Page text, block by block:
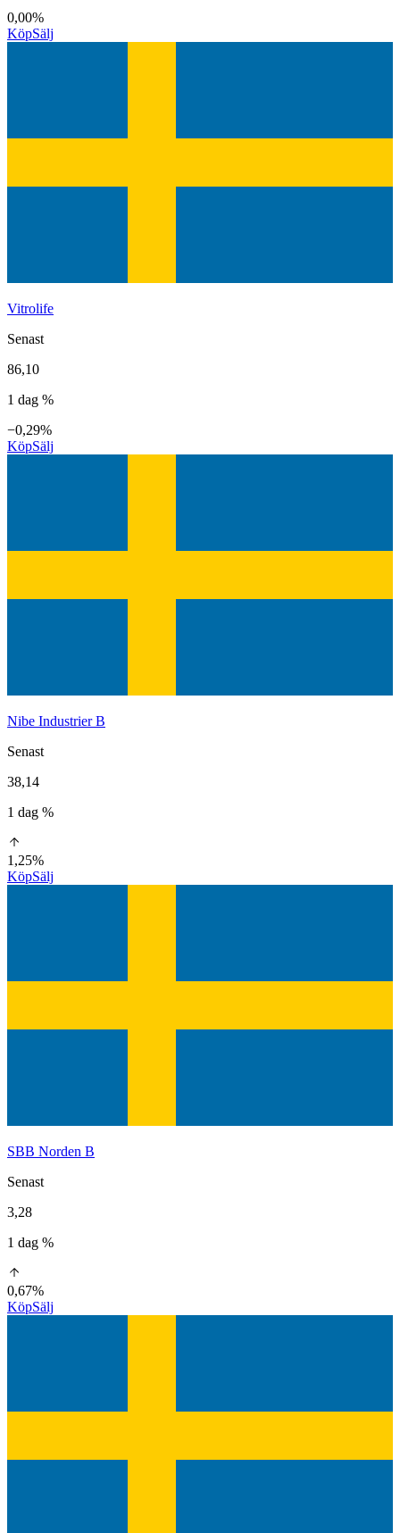
0,00%
KöpSälj
Vitrolife
Senast
86,10
1 dag %
−0,29%
KöpSälj
Nibe Industrier B
Senast
38,14
1 dag %
1,25%
KöpSälj
SBB Norden B
Senast
3,28
1 dag %
0,67%
KöpSälj